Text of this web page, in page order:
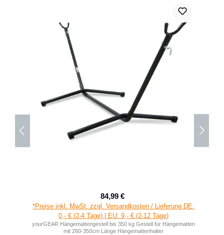
Verkaufspreis:
84,99 €
*Preise inkl. MwSt. zzgl. Versandkosten / Lieferung DE:
0,- € (2-4 Tage) | EU: 9,- € (2-12 Tage)
yourGEAR Hängemattengestell bis 350 kg Gestell für Hängematten
mit 260-350cm Länge Hängemattenhalter